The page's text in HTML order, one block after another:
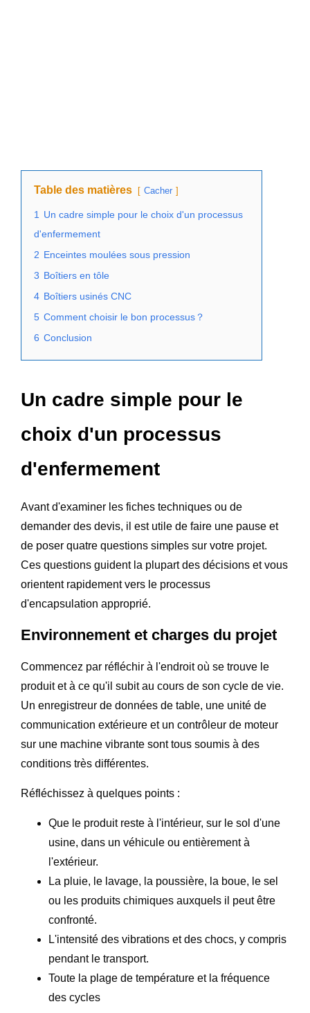
Table des matières Cacher
1
Un cadre simple pour le choix d'un processus
d'enfermement
2 Enceintes moulées sous pression
3 Boîtiers en tôle
4 Boîtiers usinés CNC
5 Comment choisir le bon processus？
6 Conclusion
Un cadre simple pour le
choix d'un processus
d'enfermement
Avant d'examiner les fiches techniques ou de
demander des devis, il est utile de faire une pause et
de poser quatre questions simples sur votre projet.
Ces questions guident la plupart des décisions et vous
orientent rapidement vers le processus
d'encapsulation approprié.
Environnement et charges du projet
Commencez par réfléchir à l'endroit où se trouve le
produit et à ce qu'il subit au cours de son cycle de vie.
Un enregistreur de données de table, une unité de
communication extérieure et un contrôleur de moteur
sur une machine vibrante sont tous soumis à des
conditions très différentes.
Réfléchissez à quelques points :
Que le produit reste à l'intérieur, sur le sol d'une
usine, dans un véhicule ou entièrement à
l'extérieur.
La pluie, le lavage, la poussière, la boue, le sel
ou les produits chimiques auxquels il peut être
confronté.
L'intensité des vibrations et des chocs, y compris
pendant le transport.
Toute la plage de température et la fréquence
des cycles